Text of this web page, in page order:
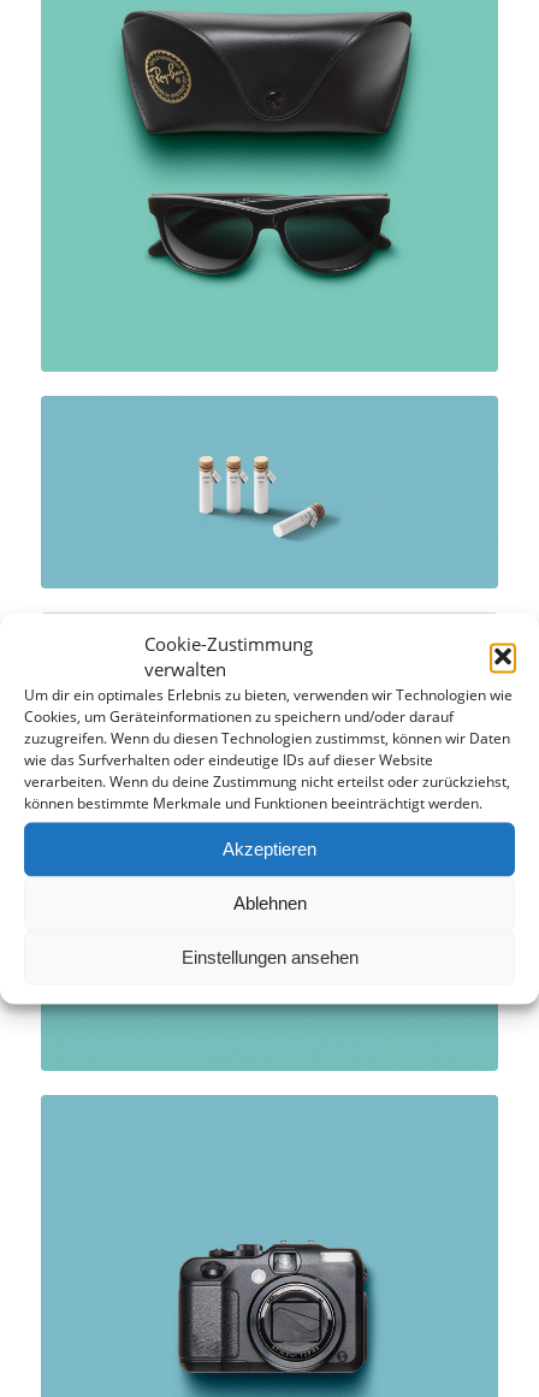
Cookie-Zustimmung
verwalten
Um dir ein optimales Erlebnis zu bieten, verwenden wir Technologien wie
Cookies, um Geräteinformationen zu speichern und/oder darauf
zuzugreifen. Wenn du diesen Technologien zustimmst, können wir Daten
wie das Surfverhalten oder eindeutige IDs auf dieser Website
verarbeiten. Wenn du deine Zustimmung nicht erteilst oder zurückziehst,
können bestimmte Merkmale und Funktionen beeinträchtigt werden.
Akzeptieren
Ablehnen
Einstellungen ansehen